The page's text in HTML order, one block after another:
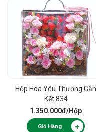
Hộp Hoa Yêu Thương Gắn
Kết 834
1.350.000đ/Hộp
Giỏ Hàng